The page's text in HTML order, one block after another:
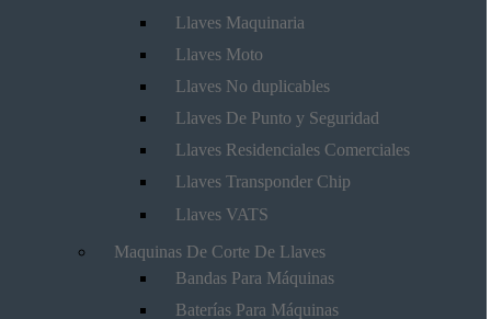
Llaves Maquinaria
Llaves Moto
Llaves No duplicables
Llaves De Punto y Seguridad
Llaves Residenciales Comerciales
Llaves Transponder Chip
Llaves VATS
Maquinas De Corte De Llaves
Bandas Para Máquinas
Baterías Para Máquinas